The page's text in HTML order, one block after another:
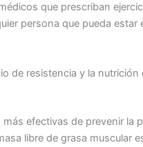
que prescriban
persona que pueda estar
de resistencia y la nutrición
efectivas de prevenir la
libre de grasa muscular